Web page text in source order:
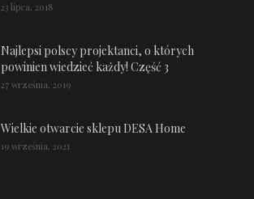
23 lipca, 2018
Najlepsi polscy projektanci, o których
powinien wiedzieć każdy! Część 3
27 września, 2019
Wielkie otwarcie sklepu DESA Home
19 września, 2021